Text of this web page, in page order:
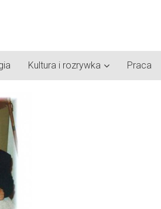
Kultura i rozrywka Praca